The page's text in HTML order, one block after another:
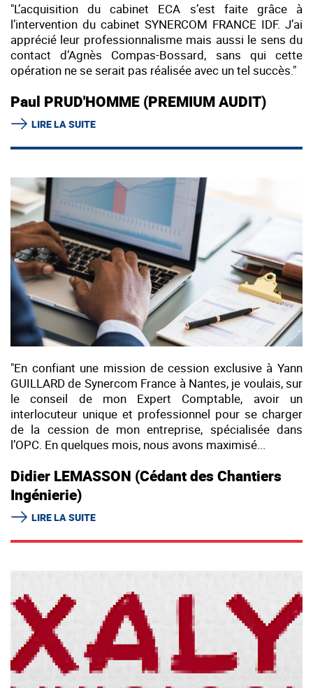
"L’acquisition du cabinet ECA s’est faite grâce à
l’intervention du cabinet SYNERCOM FRANCE IDF. J’ai
apprécié leur professionnalisme mais aussi le sens du
contact d’Agnès Compas-Bossard, sans qui cette
opération ne se serait pas réalisée avec un tel succès."
Paul PRUD'HOMME (PREMIUM AUDIT)
LIRE LA SUITE
"En confiant une mission de cession exclusive à Yann
GUILLARD de Synercom France à Nantes, je voulais, sur
le conseil de mon Expert Comptable, avoir un
interlocuteur unique et professionnel pour se charger
de la cession de mon entreprise, spécialisée dans
l’OPC. En quelques mois, nous avons maximisé...
Didier LEMASSON (Cédant des Chantiers
Ingénierie)
LIRE LA SUITE